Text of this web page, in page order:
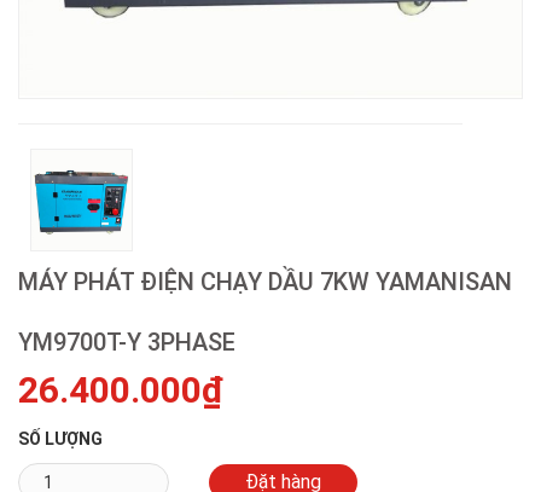
MÁY PHÁT ĐIỆN CHẠY DẦU 7KW YAMANISAN
YM9700T-Y 3PHASE
26.400.000₫
SỐ LƯỢNG